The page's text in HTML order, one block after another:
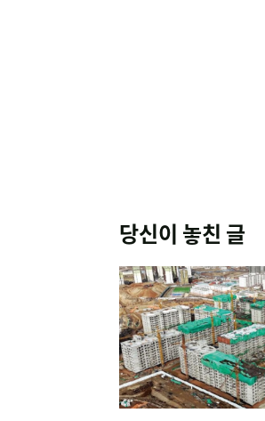
당신이 놓친 글